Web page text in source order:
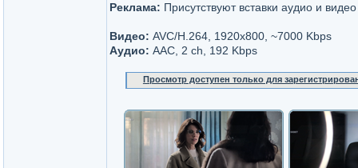
Реклама: Присутствуют вставки аудио и
Видео: AVC/H.264, 1920x800, ~7000 Kbps
Аудио: AAC, 2 ch, 192 Kbps
Просмотр доступен только для